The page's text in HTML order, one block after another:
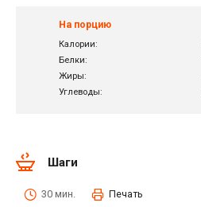
На порцию
Калории:
Белки:
Жиры:
Углеводы:
Шаги
30 мин. Печать